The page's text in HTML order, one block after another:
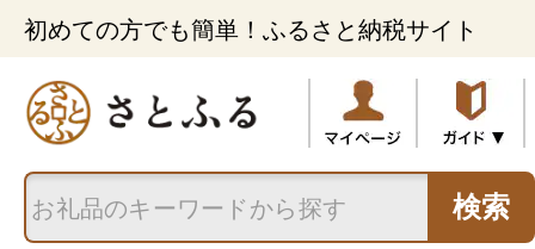
初めての方でも簡単！ふるさと納税サイト
検索